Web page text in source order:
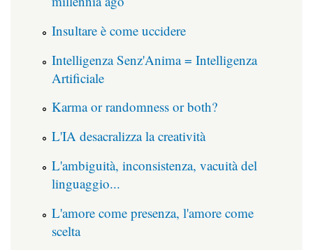
Insultare è come uccidere
Intelligenza Senz'Anima = Intelligenza
Artificiale
Karma or randomness or both?
L'IA desacralizza la creatività
L'ambiguità, inconsistenza, vacuità del
linguaggio...
L'amore come presenza, l'amore come
scelta